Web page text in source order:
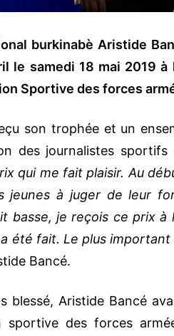
burkinabè Aristide
le samedi 18 mai 2019
Sportive des forces
son trophée et un
des journalistes
qui me fait plaisir. Au
jeunes à juger de leur
basse, je reçois ce prix à
été fait. Le plus
Bancé.
blessé, Aristide Bancé
sportive des forces